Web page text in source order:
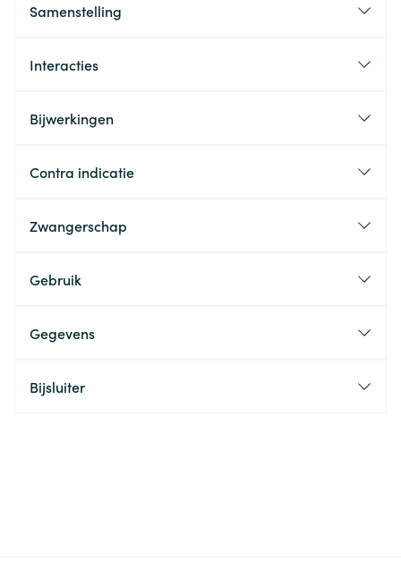
Samenstelling
Interacties
Bijwerkingen
Contra indicatie
Zwangerschap
Gebruik
Gegevens
Bijsluiter